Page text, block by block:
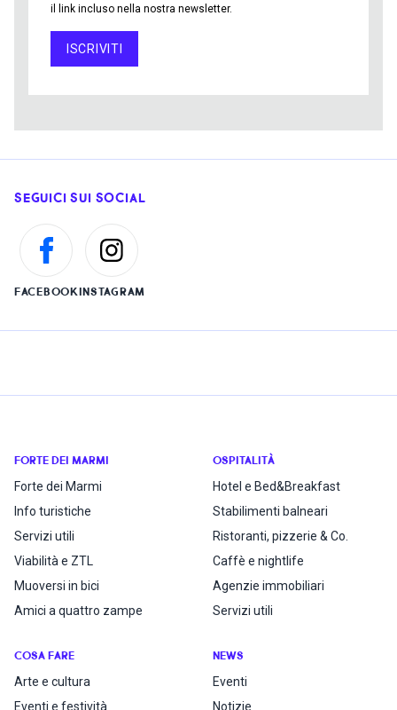
il link incluso nella nostra newsletter.
ISCRIVITI
SEGUICI SUI SOCIAL
FACEBOOKINSTAGRAM
FORTE DEI MARMI
Forte dei Marmi
Info turistiche
Servizi utili
Viabilità e ZTL
Muoversi in bici
Amici a quattro zampe
OSPITALITÀ
Hotel e Bed&Breakfast
Stabilimenti balneari
Ristoranti, pizzerie & Co.
Caffè e nightlife
Agenzie immobiliari
Servizi utili
COSA FARE
Arte e cultura
Eventi e festività
NEWS
Eventi
Notizie